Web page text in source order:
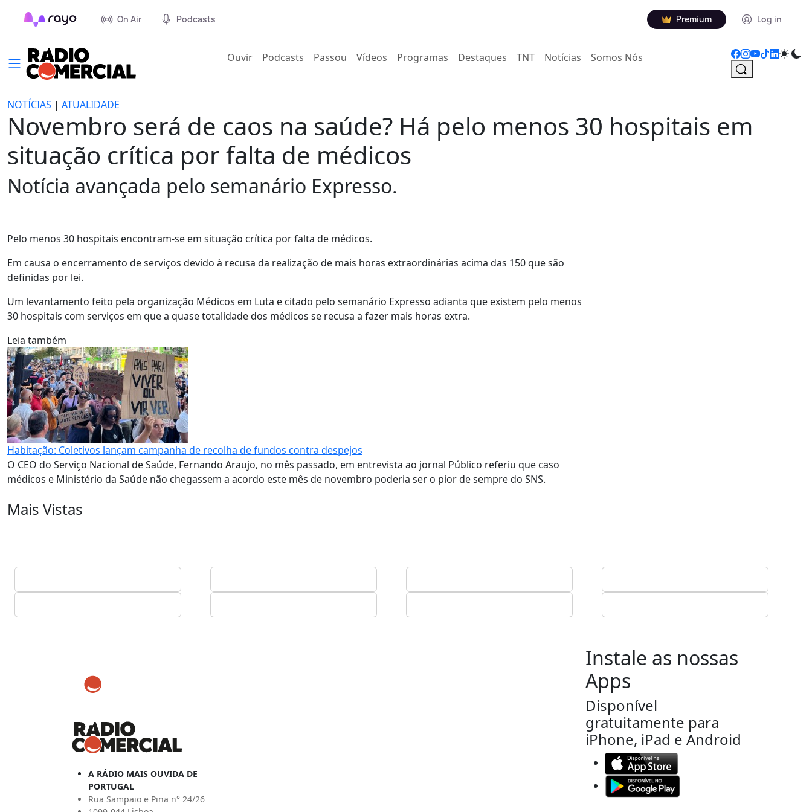
On Air Podcasts Premium Log in
Ouvir(current)
Podcasts Passou Vídeos Programas Destaques TNT Notícias Somos Nós
NOTÍCIAS | ATUALIDADE
Novembro será de caos na saúde? Há pelo menos 30 hospitais em
situação crítica por falta de médicos
Notícia avançada pelo semanário Expresso.
Pelo menos 30 hospitais encontram-se em situação crítica por falta de médicos.
Em causa o encerramento de serviços devido à recusa da realização de mais horas extraordinárias acima das 150 que são
definidas por lei.
Um levantamento feito pela organização Médicos em Luta e citado pelo semanário Expresso adianta que existem pelo menos
30 hospitais com serviços em que a quase totalidade dos médicos se recusa a fazer mais horas extra.
Leia também
Habitação: Coletivos lançam campanha de recolha de fundos contra despejos
O CEO do Serviço Nacional de Saúde, Fernando Araujo, no mês passado, em entrevista ao jornal Público referiu que caso
médicos e Ministério da Saúde não chegassem a acordo este mês de novembro poderia ser o pior de sempre do SNS.
Mais Vistas
A RÁDIO MAIS OUVIDA DE
PORTUGAL
Rua Sampaio e Pina n° 24/26
Instale as nossas
Apps
Disponível
gratuitamente para
iPhone, iPad e Android